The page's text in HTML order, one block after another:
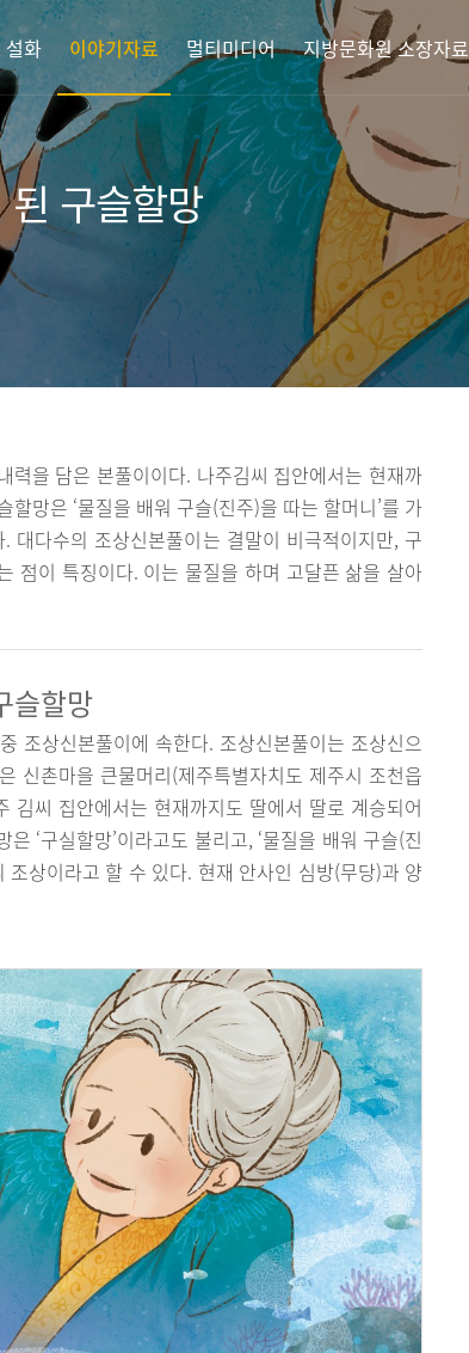
설화 이야기자료 멀티미디어 지방문화원 소장자료
구슬할망
을 담은 본풀이이다. 나주김씨 집안에서는 현재까
망은 ‘물질을 배워 구슬(진주)을 따는 할머니’를 가
대다수의 조상신본풀이는 결말이 비극적이지만, 구
점이 특징이다. 이는 물질을 하며 고달픈 삶을 살아
슬할망
조상신본풀이에 속한다. 조상신본풀이는 조상신으
신촌마을 큰물머리(제주특별자치도 제주시 조천읍
김씨 집안에서는 현재까지도 딸에서 딸로 계승되어
‘구실할망’이라고도 불리고, ‘물질을 배워 구슬(진
상이라고 할 수 있다. 현재 안사인 심방(무당)과 양